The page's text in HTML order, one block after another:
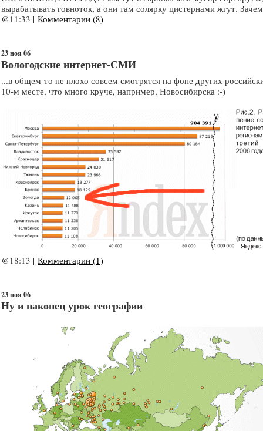
вырабатывать говноток, а они там солярку цистернами жгут.
@11:33 | Комментарии (8)
23 ноя 06
Вологодские интернет-СМИ
...в общем-то не плохо совсем смотрятся на фоне других
10-м месте, что много круче, например, Новосибирска :-)
@18:13 | Комментарии (1)
23 ноя 06
Ну и наконец урок географии